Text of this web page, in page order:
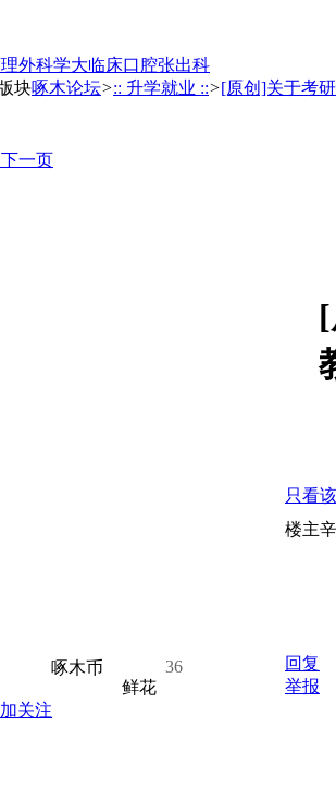
外科学大临床口腔张出科
啄木论坛>:: 升学就业 ::>[原创]关于考
下一页
啄木币
36
鲜花
加关注
只看
楼主
回复
举报